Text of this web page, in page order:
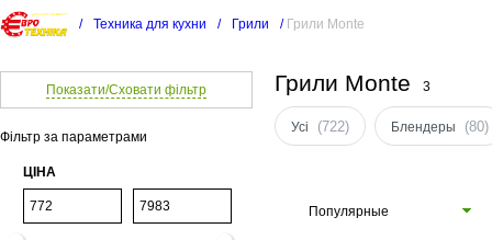
/ Техника для кухни / Грили / Грили Monte
Показати/Сховати фільтр
Фільтр за параметрами
ЦІНА
Грили Monte 3
Усі (722) Блендеры (80)
Популярные